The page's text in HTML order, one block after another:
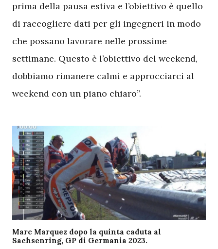
prima della pausa estiva e l’obiettivo è quello
di raccogliere dati per gli ingegneri in modo
che possano lavorare nelle prossime
settimane. Questo è l’obiettivo del weekend,
dobbiamo rimanere calmi e approcciarci al
weekend con un piano chiaro”.
Marc Marquez dopo la quinta caduta al
Sachsenring, GP di Germania 2023.